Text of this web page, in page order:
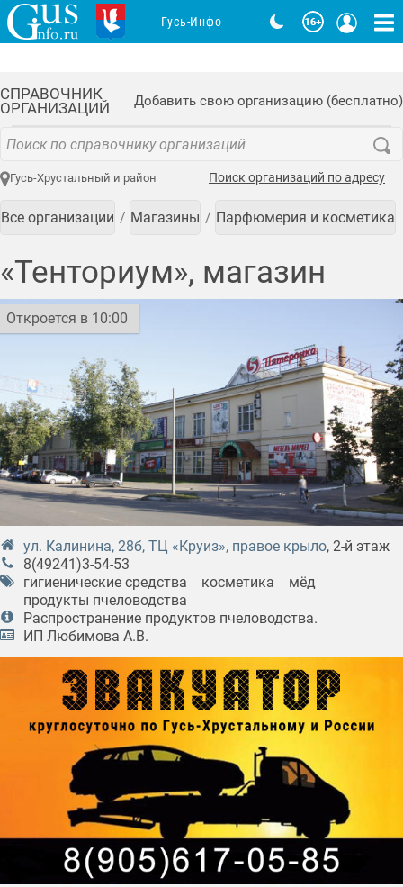
СПРАВОЧНИК
ОРГАНИЗАЦИЙ
Добавить свою организацию (бесплатно)
Гусь-Хрустальный и район Поиск организаций по адресу
Все организации Магазины Парфюмерия и косметика
«Тенториум», магазин
Откроется в 10:00
ул. Калинина, 28б, ТЦ «Круиз», правое крыло, 2-й этаж
8(49241)3-54-53
гигиенические средства
косметика
мёд
продукты пчеловодства
Распространение продуктов пчеловодства.
ИП Любимова А.В.
Гусь-Инфо